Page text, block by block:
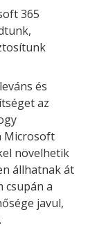
365
és
az
Microsoft
növelhetik
állhatnak át
csupán a
javul,